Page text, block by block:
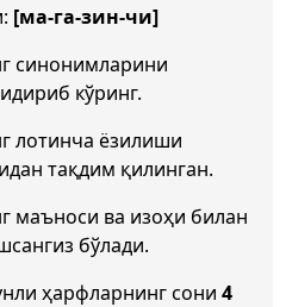
[ма-га-зин-чи]
синонимларини
кўринг.
лотинча ёзилиши
тақдим қилинган.
маъноси ва изоҳи билан
бўлади.
ҳарфларнинг сони 4